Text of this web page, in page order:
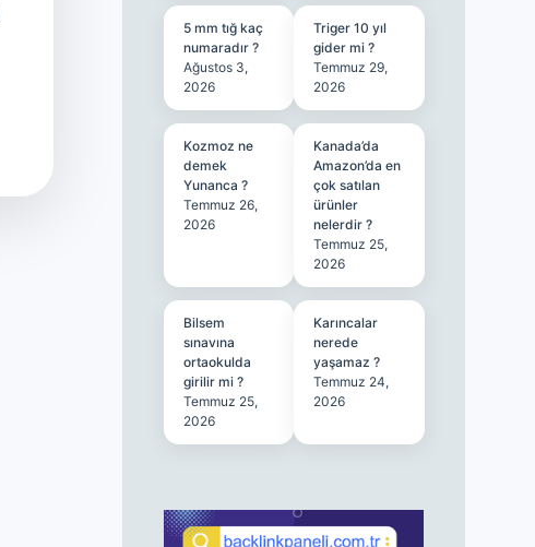
5 mm tığ kaç
numaradır ?
Ağustos 3,
2026
Triger 10 yıl
gider mi ?
Temmuz 29,
2026
Kozmoz ne
demek
Yunanca ?
Temmuz 26,
2026
Kanada’da
Amazon’da en
çok satılan
ürünler
nelerdir ?
Temmuz 25,
2026
Bilsem
sınavına
ortaokulda
girilir mi ?
Temmuz 25,
2026
Karıncalar
nerede
yaşamaz ?
Temmuz 24,
2026